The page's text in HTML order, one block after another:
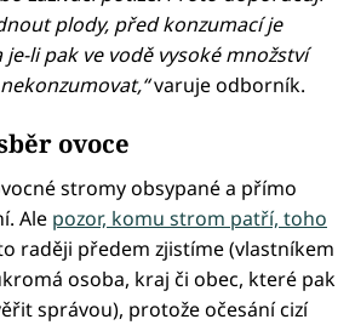
plody, před konzumací je
li pak ve vodě vysoké množství
varuje odborník.
ovoce
stromy obsypané a přímo
Ale pozor, komu strom patří, toho
raději předem zjistíme (vlastníkem
osoba, kraj či obec, které pak
správou), protože očesání cizí